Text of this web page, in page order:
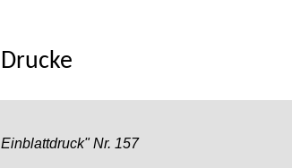
Drucke
Einblattdruck" Nr. 157